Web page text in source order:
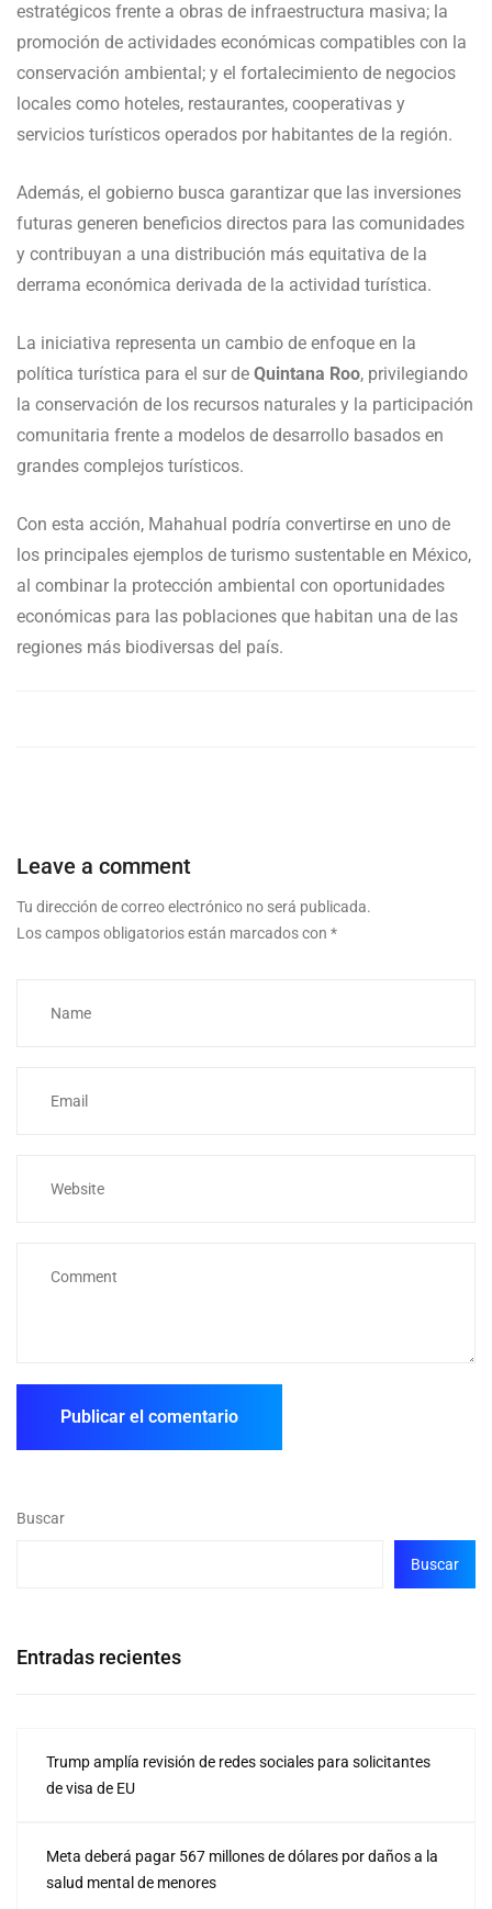
estratégicos frente a obras de infraestructura masiva; la
promoción de actividades económicas compatibles con la
conservación ambiental; y el fortalecimiento de negocios
locales como hoteles, restaurantes, cooperativas y
servicios turísticos operados por habitantes de la región.
Además, el gobierno busca garantizar que las inversiones
futuras generen beneficios directos para las comunidades
y contribuyan a una distribución más equitativa de la
derrama económica derivada de la actividad turística.
La iniciativa representa un cambio de enfoque en la
política turística para el sur de Quintana Roo, privilegiando
la conservación de los recursos naturales y la participación
comunitaria frente a modelos de desarrollo basados en
grandes complejos turísticos.
Con esta acción, Mahahual podría convertirse en uno de
los principales ejemplos de turismo sustentable en México,
al combinar la protección ambiental con oportunidades
económicas para las poblaciones que habitan una de las
regiones más biodiversas del país.
Leave a comment
Tu dirección de correo electrónico no será publicada.
Los campos obligatorios están marcados con *
Buscar
Buscar
Entradas recientes
Trump amplía revisión de redes sociales para solicitantes
de visa de EU
Meta deberá pagar 567 millones de dólares por daños a la
salud mental de menores